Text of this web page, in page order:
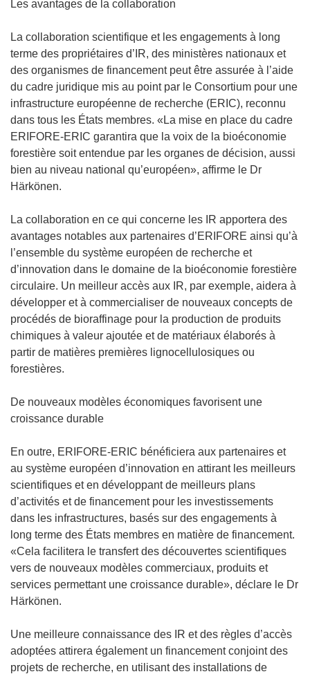
Les avantages de la collaboration
La collaboration scientifique et les engagements à long
terme des propriétaires d’IR, des ministères nationaux et
des organismes de financement peut être assurée à l’aide
du cadre juridique mis au point par le Consortium pour une
infrastructure européenne de recherche (ERIC), reconnu
dans tous les États membres. «La mise en place du cadre
ERIFORE-ERIC garantira que la voix de la bioéconomie
forestière soit entendue par les organes de décision, aussi
bien au niveau national qu’européen», affirme le Dr
Härkönen.
La collaboration en ce qui concerne les IR apportera des
avantages notables aux partenaires d’ERIFORE ainsi qu’à
l’ensemble du système européen de recherche et
d’innovation dans le domaine de la bioéconomie forestière
circulaire. Un meilleur accès aux IR, par exemple, aidera à
développer et à commercialiser de nouveaux concepts de
procédés de bioraffinage pour la production de produits
chimiques à valeur ajoutée et de matériaux élaborés à
partir de matières premières lignocellulosiques ou
forestières.
De nouveaux modèles économiques favorisent une
croissance durable
En outre, ERIFORE-ERIC bénéficiera aux partenaires et
au système européen d’innovation en attirant les meilleurs
scientifiques et en développant de meilleurs plans
d’activités et de financement pour les investissements
dans les infrastructures, basés sur des engagements à
long terme des États membres en matière de financement.
«Cela facilitera le transfert des découvertes scientifiques
vers de nouveaux modèles commerciaux, produits et
services permettant une croissance durable», déclare le Dr
Härkönen.
Une meilleure connaissance des IR et des règles d’accès
adoptées attirera également un financement conjoint des
projets de recherche, en utilisant des installations de